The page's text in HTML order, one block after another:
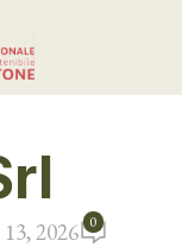
2026 0